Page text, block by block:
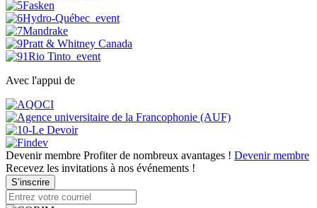
Avec l'appui de
Devenir membre Profiter de nombreux avantages ! Devenir membre
Recevez les invitations à nos événements !
S’inscrire